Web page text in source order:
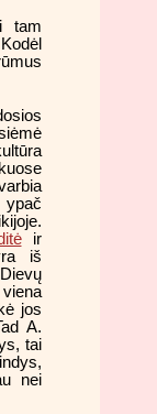
tam
ir
iš
jos
A.
tai
nei